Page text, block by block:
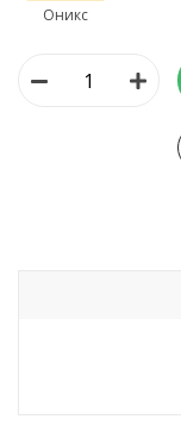
Оникс